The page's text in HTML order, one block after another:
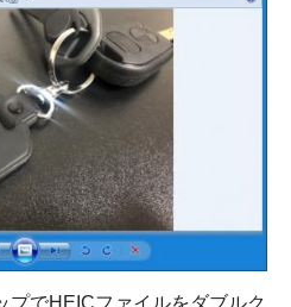
プでHEICファイルをダブルク